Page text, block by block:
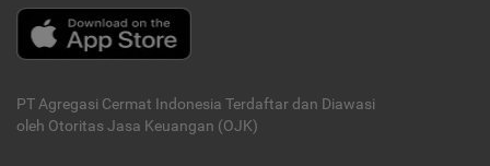
PT Agregasi Cermat Indonesia Terdaftar dan Diawasi
oleh Otoritas Jasa Keuangan (OJK)